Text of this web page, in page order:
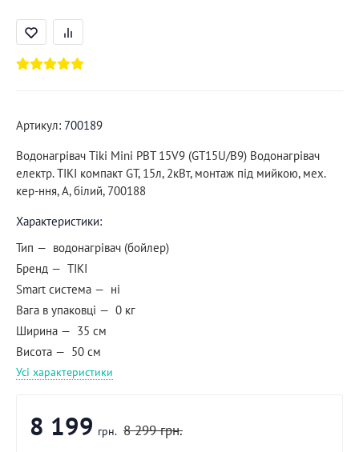
Артикул: 700189
Водонагрівач Tiki Mini PBT 15V9 (GT15U/B9) Водонагрівач
електр. TIKI компакт GT, 15л, 2кВт, монтаж під мийкою, мех.
кер-ння, A, білий, 700188
Характеристики:
Тип
водонагрівач (бойлер)
Бренд
TIKI
Smart система
ні
Вага в упаковці
0 кг
Ширина
35 см
Висота
50 см
Усі характеристики
8 199 грн. 8 299 грн.